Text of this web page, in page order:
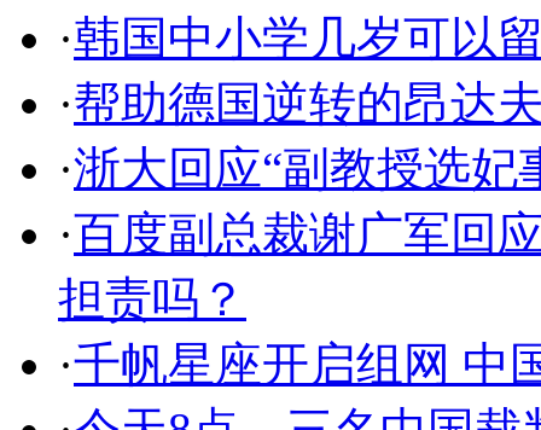
·韩国中小学几岁可以
·帮助德国逆转的昂达
·浙大回应“副教授选妃
·百度副总裁谢广军回
担责吗？
·千帆星座开启组网 中